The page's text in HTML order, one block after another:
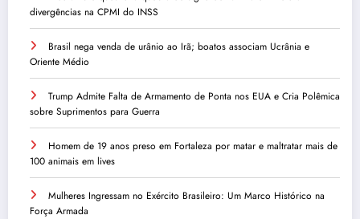
divergências na CPMI do INSS
Brasil nega venda de urânio ao Irã; boatos associam Ucrânia e
Oriente Médio
Trump Admite Falta de Armamento de Ponta nos EUA e Cria Polêmica
sobre Suprimentos para Guerra
Homem de 19 anos preso em Fortaleza por matar e maltratar mais de
100 animais em lives
Mulheres Ingressam no Exército Brasileiro: Um Marco Histórico na
Força Armada